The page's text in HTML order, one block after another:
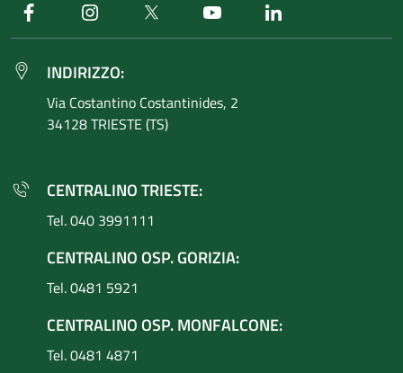
Facebook Instagram Twitter Youtube
INDIRIZZO:
Via Costantino Costantinides, 2
34128 TRIESTE (TS)
CENTRALINO TRIESTE:
Tel. 040 3991111
CENTRALINO OSP. GORIZIA:
Tel. 0481 5921
CENTRALINO OSP. MONFALCONE:
Tel. 0481 4871